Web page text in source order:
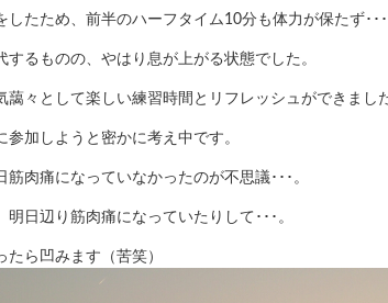
したため、前半のハーフタイム10分も体力が保たず･･
するものの、やはり息が上がる状態でした。
藹々として楽しい練習時間とリフレッシュができまし
参加しようと密かに考え中です。
筋肉痛になっていなかったのが不思議･･･。
明日辺り筋肉痛になっていたりして･･･。
たら凹みます（苦笑）